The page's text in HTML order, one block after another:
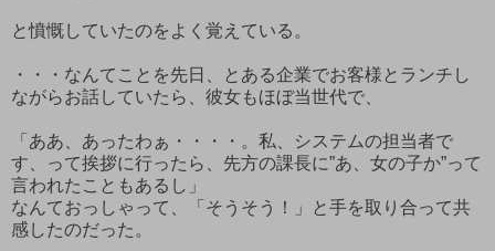
と憤慨していたのをよく覚えている。
・・・なんてことを先日、とある企業でお客様とランチし
ながらお話していたら、彼女もほぼ当世代で、
「ああ、あったわぁ・・・・。私、システムの担当者で
す、って挨拶に行ったら、先方の課長に”あ、女の子か”って
言われたこともあるし」
なんておっしゃって、「そうそう！」と手を取り合って共
感したのだった。